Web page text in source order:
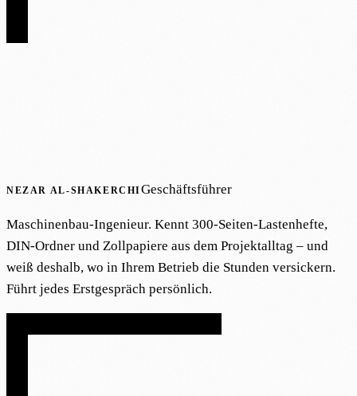
NEZAR AL-SHAKERCHIGeschäftsführer
Maschinenbau-Ingenieur. Kennt 300-Seiten-Lastenhefte,
DIN-Ordner und Zollpapiere aus dem Projektalltag – und
weiß deshalb, wo in Ihrem Betrieb die Stunden versickern.
Führt jedes Erstgespräch persönlich.